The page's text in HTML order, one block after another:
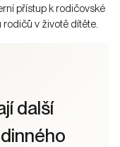
přístup k rodičovské
v životě dítěte.
další